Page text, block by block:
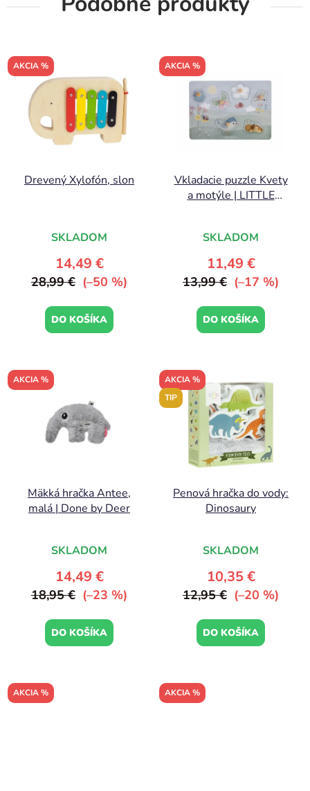
AKCIA %
Drevený Xylofón, slon
SKLADOM
14,49 €
28,99 € (–50 %)
DO KOŠÍKA
AKCIA %
Vkladacie puzzle Kvety
a motýle | LITTLE
SKLADOM
11,49 €
13,99 € (–17 %)
DO KOŠÍKA
AKCIA %
Mäkká hračka Antee,
malá | Done by Deer
SKLADOM
14,49 €
18,95 € (–23 %)
DO KOŠÍKA
AKCIA %
TIP
Penová hračka do vody:
Dinosaury
SKLADOM
10,35 €
12,95 € (–20 %)
DO KOŠÍKA
AKCIA % AKCIA %